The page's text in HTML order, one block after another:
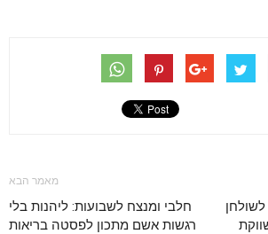
מאמר הבא
חלבי ומנצח לשבועות: ליהנות בלי
רגשות אשם מתכון לפסטה בריאות